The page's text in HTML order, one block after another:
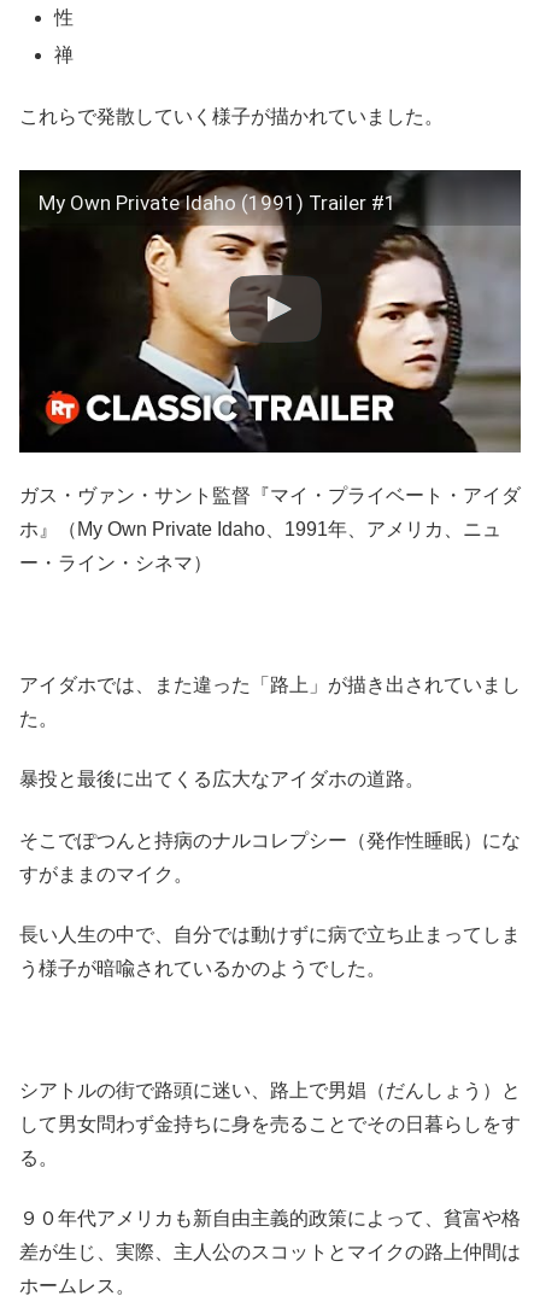
性
禅
これらで発散していく様子が描かれていました。
My Own Private Idaho (1991) Trailer #1
ガス・ヴァン・サント監督『マイ・プライベート・アイダ
ホ』（My Own Private Idaho、1991年、アメリカ、ニュ
ー・ライン・シネマ）
アイダホでは、また違った「路上」が描き出されていまし
た。
暴投と最後に出てくる広大なアイダホの道路。
そこでぽつんと持病のナルコレプシー（発作性睡眠）にな
すがままのマイク。
長い人生の中で、自分では動けずに病で立ち止まってしま
う様子が暗喩されているかのようでした。
シアトルの街で路頭に迷い、路上で男娼（だんしょう）と
して男女問わず金持ちに身を売ることでその日暮らしをす
る。
９０年代アメリカも新自由主義的政策によって、貧富や格
差が生じ、実際、主人公のスコットとマイクの路上仲間は
ホームレス。